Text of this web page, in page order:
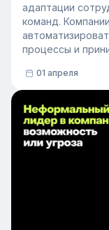
адаптации
команд.
процессы и
01 апреля